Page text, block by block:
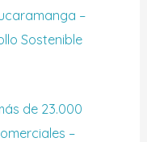
–
Sostenible
de 23.000
–